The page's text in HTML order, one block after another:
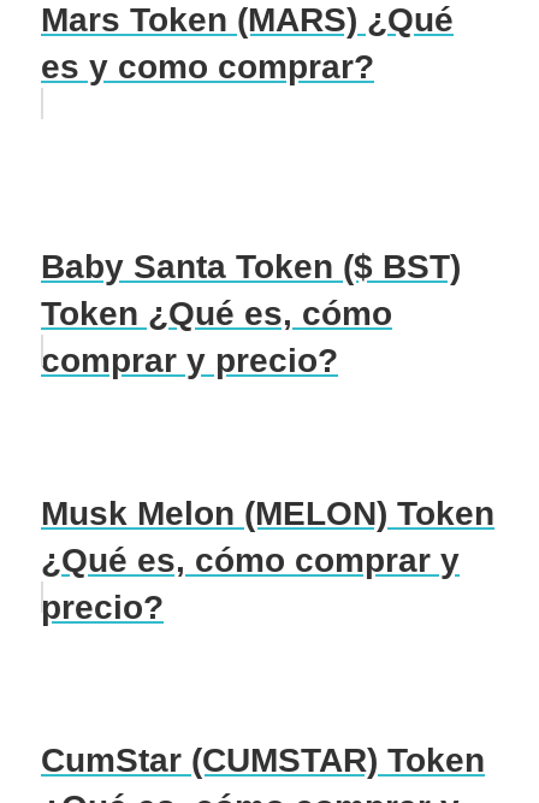
Mars Token (MARS) ¿Qué
es y como comprar?
Baby Santa Token ($ BST)
Token ¿Qué es, cómo
comprar y precio?
Musk Melon (MELON) Token
¿Qué es, cómo comprar y
precio?
CumStar (CUMSTAR) Token